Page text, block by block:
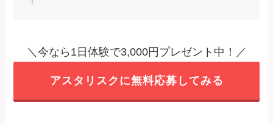
＼今なら1日体験で3,000円プレゼント中！／
アスタリスクに無料応募してみる